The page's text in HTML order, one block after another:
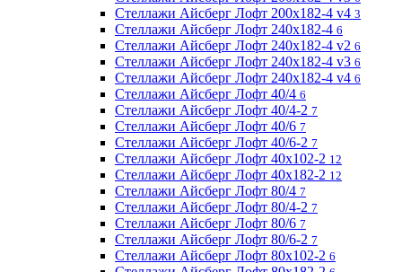
Стеллажи Айсберг Лофт 200х182-4 v4 3
Стеллажи Айсберг Лофт 240х182-4 6
Стеллажи Айсберг Лофт 240х182-4 v2 6
Стеллажи Айсберг Лофт 240х182-4 v3 6
Стеллажи Айсберг Лофт 240х182-4 v4 6
Стеллажи Айсберг Лофт 40/4 6
Стеллажи Айсберг Лофт 40/4-2 7
Стеллажи Айсберг Лофт 40/6 7
Стеллажи Айсберг Лофт 40/6-2 7
Стеллажи Айсберг Лофт 40х102-2 12
Стеллажи Айсберг Лофт 40х182-2 12
Стеллажи Айсберг Лофт 80/4 7
Стеллажи Айсберг Лофт 80/4-2 7
Стеллажи Айсберг Лофт 80/6 7
Стеллажи Айсберг Лофт 80/6-2 7
Стеллажи Айсберг Лофт 80х102-2 6